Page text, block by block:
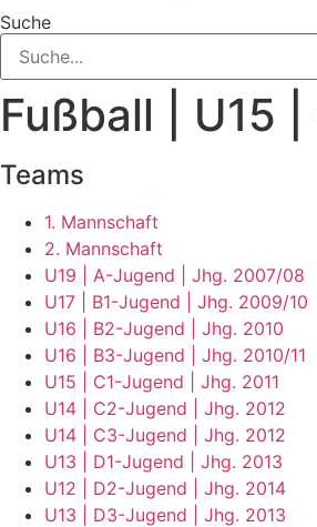
Suche
Fußball | U15
Teams
1. Mannschaft
2. Mannschaft
U19 | A-Jugend | Jhg. 2007/08
U17 | B1-Jugend | Jhg. 2009/10
U16 | B2-Jugend | Jhg. 2010
U16 | B3-Jugend | Jhg. 2010/11
U15 | C1-Jugend | Jhg. 2011
U14 | C2-Jugend | Jhg. 2012
U14 | C3-Jugend | Jhg. 2012
U13 | D1-Jugend | Jhg. 2013
U12 | D2-Jugend | Jhg. 2014
U13 | D3-Jugend | Jhg. 2013